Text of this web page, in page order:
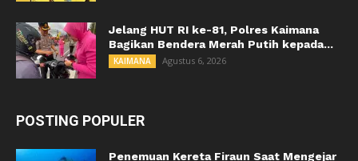
Jelang HUT RI ke-81, Polres Kaimana
Bagikan Bendera Merah Putih kepada...
KAIMANA Agustus 6, 2026
POSTING POPULER
Penemuan Kereta Firaun Saat Mengejar